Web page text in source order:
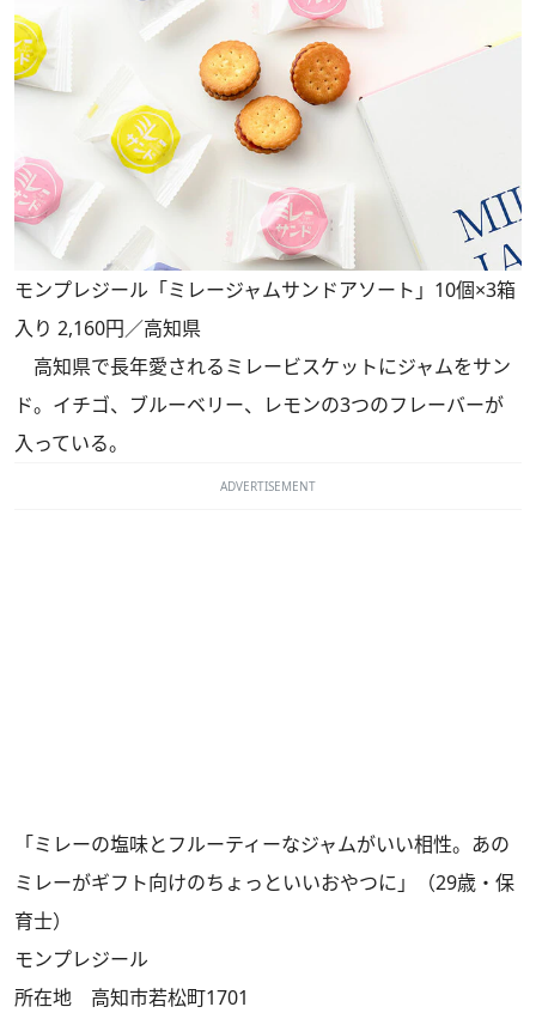
モンプレジール「ミレージャムサンドアソート」10個×3箱
入り 2,160円／高知県
高知県で長年愛されるミレービスケットにジャムをサン
ド。イチゴ、ブルーベリー、レモンの3つのフレーバーが
入っている。
ADVERTISEMENT
「ミレーの塩味とフルーティーなジャムがいい相性。あの
ミレーがギフト向けのちょっといいおやつに」（29歳・保
育士）
モンプレジール
所在地 高知市若松町1701